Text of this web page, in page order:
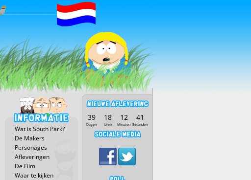
Wat is South Park?
De Makers
Personages
Afleveringen
De Film
Waar te kijken
39
Dagen
18
Uren
12
Minuten
41
Seconden